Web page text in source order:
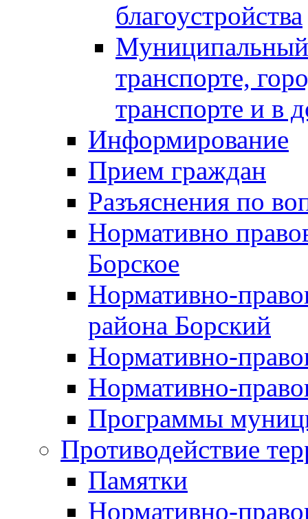
благоустройства
Муниципальный
транспорте,
транспорте и в
Информирование
Прием граждан
Разъяснения по
Нормативно
Борское
Нормативно-
района Борский
Нормативно-
Нормативно-
Программы
Противодействие
Памятки
Нормативно-